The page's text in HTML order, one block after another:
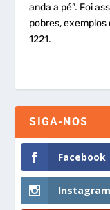
anda a pé”. Foi
pobres,
1221.
SIGA-NOS
Facebook
Instagram